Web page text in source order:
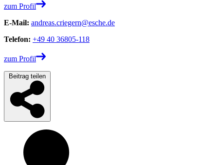
zum Profil
E-Mail: andreas.criegern@esche.de
Telefon: +49 40 36805-118
zum Profil
Beitrag teilen